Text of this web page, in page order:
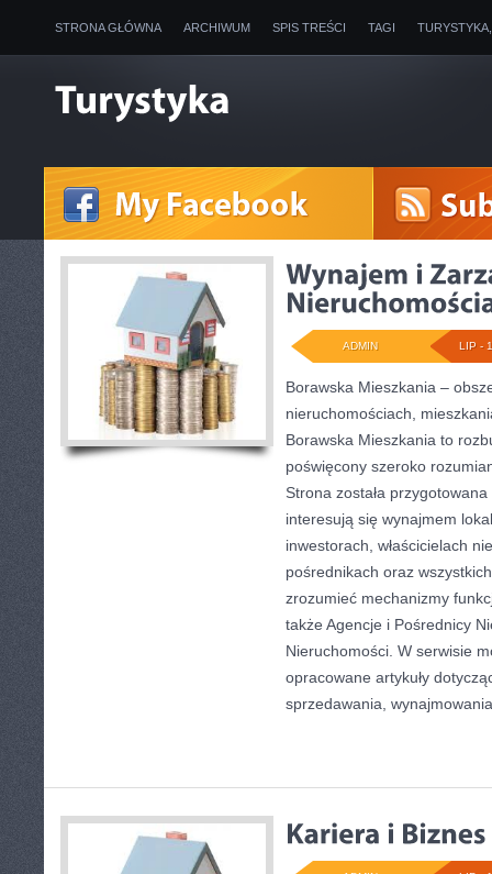
STRONA GŁÓWNA ARCHIWUM SPIS TREŚCI TAGI
LIP -
ADMIN
Borawska Mieszkania –
nieruchomościach,
Borawska Mieszkania to
poświęcony szeroko
Strona została
interesują się wynajmem
inwestorach, właścicielach
pośrednikach oraz
zrozumieć mechanizmy
także Agencje i Pośrednicy
Nieruchomości. W serwisie
opracowane artykuły
sprzedawania, wynajmowania